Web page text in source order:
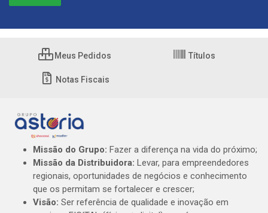
Meus Pedidos Títulos
Notas Fiscais
Missão do Grupo: Fazer a diferença na vida do próximo;
Missão da Distribuidora: Levar, para empreendedores
regionais, oportunidades de negócios e conhecimento
que os permitam se fortalecer e crescer;
Visão: Ser referência de qualidade e inovação em